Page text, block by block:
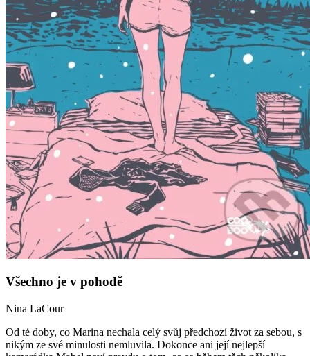
Všechno je v pohodě
Nina LaCour
Od té doby, co Marina nechala celý svůj předchozí život za sebou, s
nikým ze své minulosti nemluvila. Dokonce ani její nejlepší